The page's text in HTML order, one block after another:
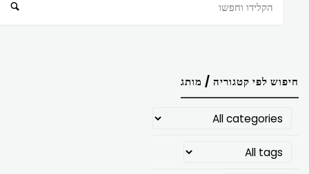
חיפוש לפי קטגוריה / מותג